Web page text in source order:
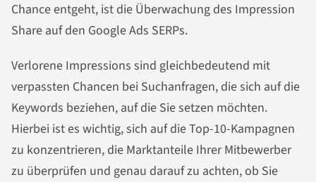
Chance entgeht, ist die Überwachung des Impression
Share auf den Google Ads SERPs.
Verlorene Impressions sind gleichbedeutend mit
verpassten Chancen bei Suchanfragen, die sich auf die
Keywords beziehen, auf die Sie setzen möchten.
Hierbei ist es wichtig, sich auf die Top-10-Kampagnen
zu konzentrieren, die Marktanteile Ihrer Mitbewerber
zu überprüfen und genau darauf zu achten, ob Sie